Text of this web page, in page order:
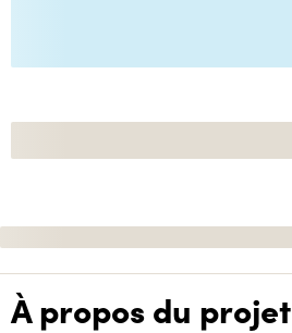
À propos du projet